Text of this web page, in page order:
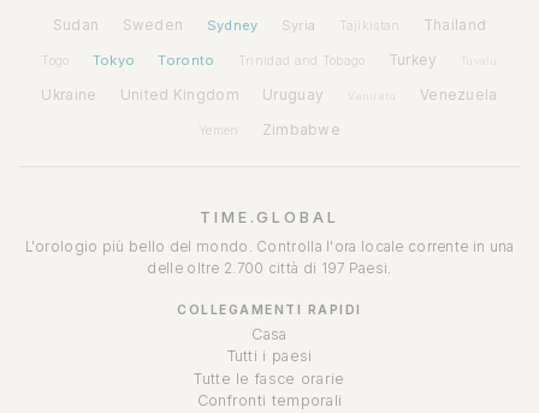
Sudan Sweden Sydney Syria Tajikistan Thailand
Togo Tokyo Toronto Trinidad and Tobago Turkey Tuvalu
Ukraine United Kingdom Uruguay Vanuatu Venezuela
Yemen Zimbabwe
TIME.GLOBAL
L'orologio più bello del mondo. Controlla l'ora locale corrente in una
delle oltre 2.700 città di 197 Paesi.
COLLEGAMENTI RAPIDI
Casa
Tutti i paesi
Tutte le fasce orarie
Confronti temporali